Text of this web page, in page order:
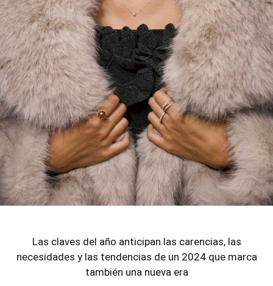
Las claves del año anticipan las carencias, las
necesidades y las tendencias de un 2024 que marca
también una nueva era